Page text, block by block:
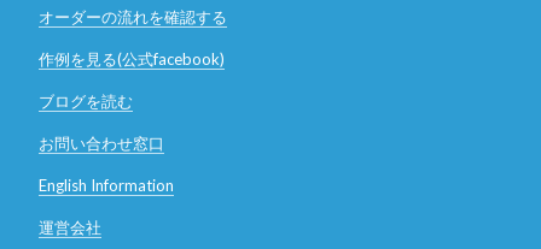
オーダーの流れを確認する
作例を見る(公式facebook)
ブログを読む
お問い合わせ窓口
English Information
運営会社